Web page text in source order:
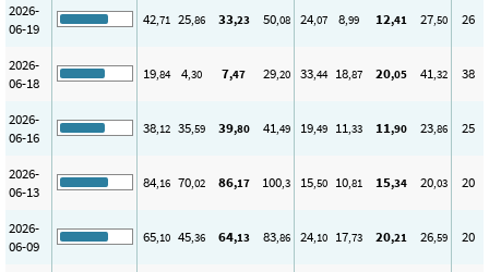
2026-
06-19
42,71 25,86 33,23 50,08 24,07 8,99 12,41 27,50 26
2026-
06-18
19,84 4,30 7,47 29,20 33,44 18,87 20,05 41,32 38
2026-
06-16
38,12 35,59 39,80 41,49 19,49 11,33 11,90 23,86 25
2026-
06-13
84,16 70,02 86,17 100,3 15,50 10,81 15,34 20,03 20
2026-
06-09
65,10 45,36 64,13 83,86 24,10 17,73 20,21 26,59 20